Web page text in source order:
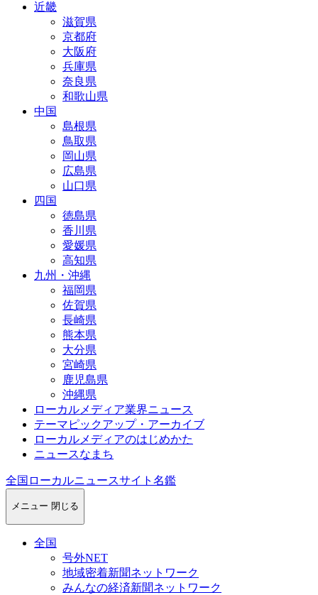
近畿
滋賀県
京都府
大阪府
兵庫県
奈良県
和歌山県
中国
島根県
鳥取県
岡山県
広島県
山口県
四国
徳島県
香川県
愛媛県
高知県
九州・沖縄
福岡県
佐賀県
長崎県
熊本県
大分県
宮崎県
鹿児島県
沖縄県
ローカルメディア業界ニュース
テーマピックアップ・アーカイブ
ローカルメディアのはじめかた
ニュースなまち
全国ローカルニュースサイト名鑑
メニュー 閉じる
全国
号外NET
地域密着新聞ネットワーク
みんなの経済新聞ネットワーク